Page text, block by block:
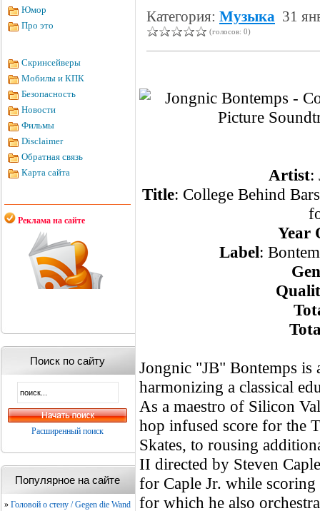
Юмор
Про это
Скринсейверы
Мобилы и КПК
Безопасность
Новости
Фильмы
Disclaimer
Обратная связь
Карта сайта
Реклама на сайте
Поиск по сайту
Расширенный поиск
Популярное на сайте
» Головой о стену / Gegen die Wand
Категория: Музыка 31
(голосов: 0)
Artist:
Title: College Behind
Year
Label:
Jongnic "JB" Bontemps
harmonizing a classical
As a maestro of Silicon
hop infused score for the
Skates, to rousing
II directed by Steven
for Caple Jr. while
for which he also